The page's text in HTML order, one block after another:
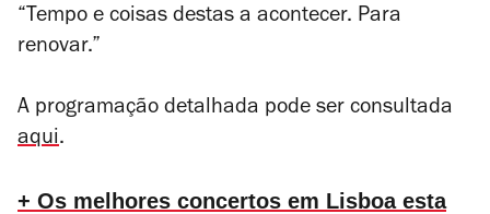
“Tempo e coisas destas a acontecer. Para
renovar.”
A programação detalhada pode ser consultada
aqui.
+ Os melhores concertos em Lisboa esta